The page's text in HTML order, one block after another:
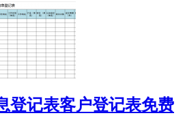
登记表客户登记表免费